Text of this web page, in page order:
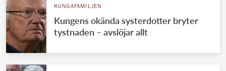
KUNGAFAMILJEN
Kungens okända systerdotter bryter
tystnaden – avslöjar allt